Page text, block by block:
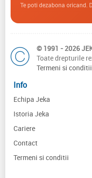
Te poti dezabona oricand.
© 1991 - 2026
Toate drepturile
Termeni si conditii
Info
Echipa Jeka
Istoria Jeka
Cariere
Contact
Termeni si conditii